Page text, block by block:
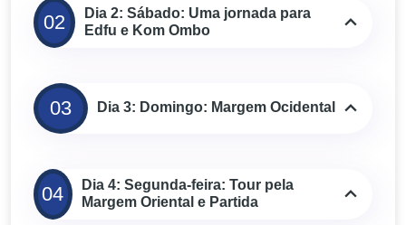
02
Dia 2: Sábado: Uma jornada para
Edfu e Kom Ombo
03 Dia 3: Domingo: Margem Ocidental
04
Dia 4: Segunda-feira: Tour pela
Margem Oriental e Partida